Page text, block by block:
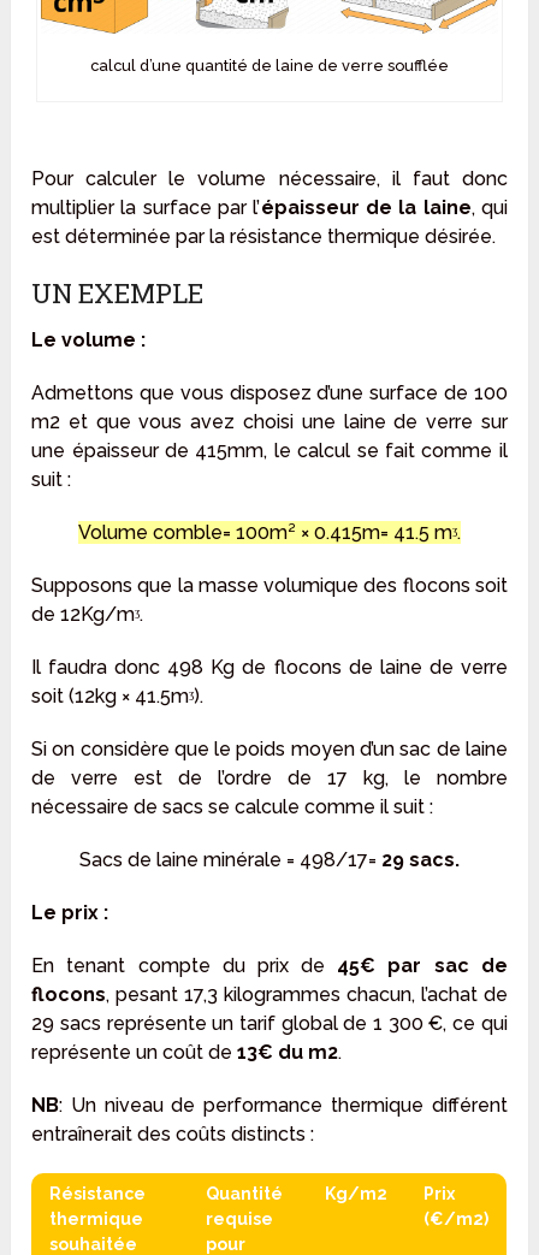
calcul d’une quantité de laine de verre soufflée
Pour calculer le volume nécessaire, il faut donc
multiplier la surface par l’épaisseur de la laine, qui
est déterminée par la résistance thermique désirée.
UN EXEMPLE
Le volume :
Admettons que vous disposez d’une surface de 100
m2 et que vous avez choisi une laine de verre sur
une épaisseur de 415mm, le calcul se fait comme il
suit :
Volume comble= 100m² × 0.415m= 41.5 mᶾ.
Supposons que la masse volumique des flocons soit
de 12Kg/mᶾ.
Il faudra donc 498 Kg de flocons de laine de verre
soit (12kg × 41.5mᶾ).
Si on considère que le poids moyen d’un sac de laine
de verre est de l’ordre de 17 kg, le nombre
nécessaire de sacs se calcule comme il suit :
Sacs de laine minérale = 498/17= 29 sacs.
Le prix :
En tenant compte du prix de 45€ par sac de
flocons, pesant 17,3 kilogrammes chacun, l’achat de
29 sacs représente un tarif global de 1 300 €, ce qui
représente un coût de13€ du m2.
NB: Un niveau de performance thermique différent
entraînerait des coûts distincts :
Résistance
thermique
souhaitée
Quantité
requise
pour
Kg/m2
Prix
(€/m2)